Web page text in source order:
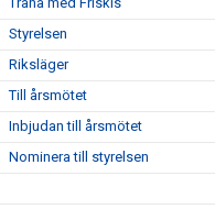
Styrelsen
Riksläger
Till årsmötet
Inbjudan till årsmötet
Nominera till styrelsen